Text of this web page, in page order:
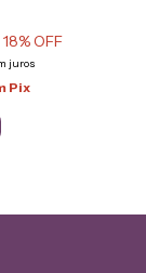
18% OFF
juros
Pix